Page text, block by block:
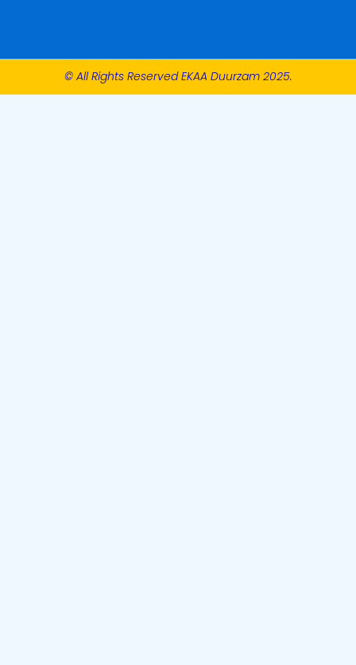
© All Rights Reserved EKAA Duurzam 2025.